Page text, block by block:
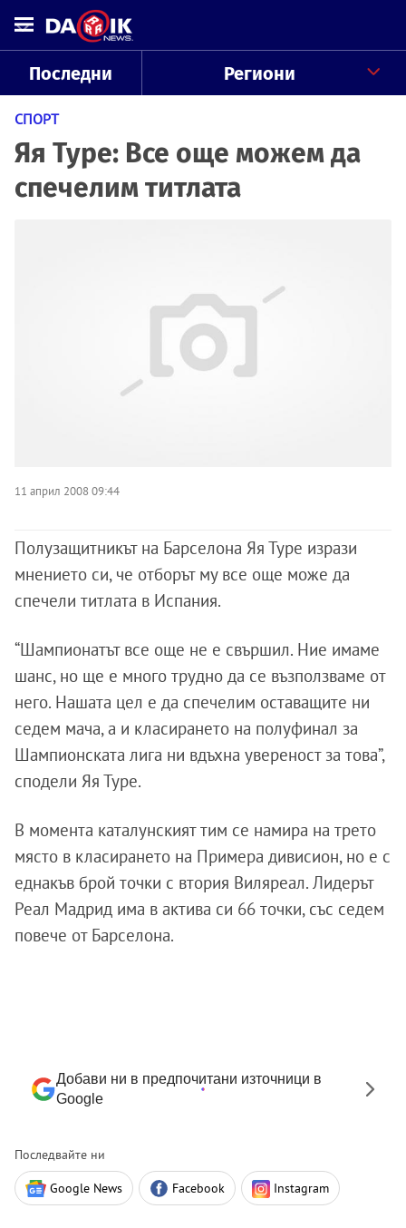
Последни Региони
СПОРТ
Яя Туре: Все още можем да
спечелим титлата
11 април 2008 09:44
Полузащитникът на Барселона Яя Туре изрази
мнението си, че отборът му все още може да
спечели титлата в Испания.
“Шампионатът все още не е свършил. Ние имаме
шанс, но ще е много трудно да се възползваме от
него. Нашата цел е да спечелим оставащите ни
седем мача, а и класирането на полуфинал за
Шампионската лига ни вдъхна увереност за това”,
сподели Яя Туре.
В момента каталунският тим се намира на трето
място в класирането на Примера дивисион, но е с
еднакъв брой точки с втория Виляреал. Лидерът
Реал Мадрид има в актива си 66 точки, със седем
повече от Барселона.
Добави ни в предпочитани източници в
Google
Последвайте ни
Google News Facebook Instagram